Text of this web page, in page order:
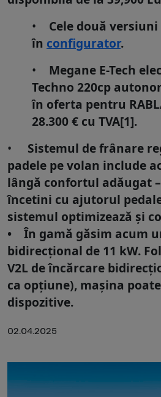
Cele două
în configurator.
Megane E-Tech
Techno 220cp
în oferta pentru
28.300 € cu TVA[1].
Sistemul de frânare
padele pe volan include
lângă confortul adăugat
încetini cu ajutorul
sistemul optimizează și
• În gamă găsim acum
bidirecțional de 11 kW.
V2L de încărcare
ca opțiune), mașina
dispozitive.
02.04.2025